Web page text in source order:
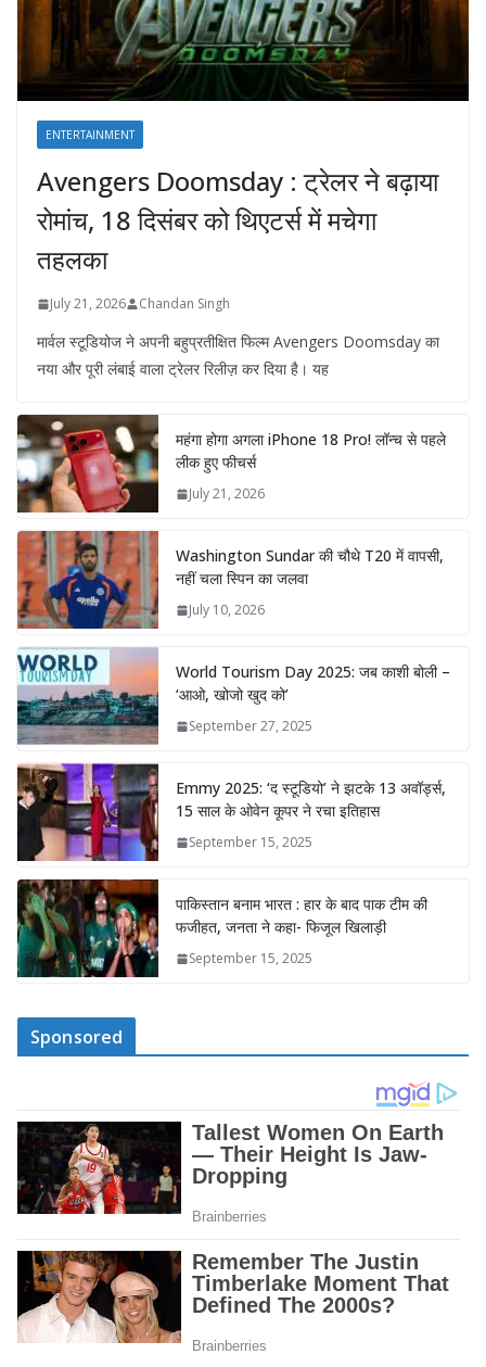
ENTERTAINMENT
Avengers Doomsday : ट्रेलर ने बढ़ाया
रोमांच, 18 दिसंबर को थिएटर्स में मचेगा
तहलका
July 21, 2026 Chandan Singh
मार्वल स्टूडियोज ने अपनी बहुप्रतीक्षित फिल्म Avengers Doomsday का
नया और पूरी लंबाई वाला ट्रेलर रिलीज़ कर दिया है। यह
महंगा होगा अगला iPhone 18 Pro! लॉन्च से पहले
लीक हुए फीचर्स
July 21, 2026
Washington Sundar की चौथे T20 में वापसी,
नहीं चला स्पिन का जलवा
July 10, 2026
World Tourism Day 2025: जब काशी बोली –
‘आओ, खोजो खुद को’
September 27, 2025
Emmy 2025: ‘द स्टूडियो’ ने झटके 13 अवॉर्ड्स,
15 साल के ओवेन कूपर ने रचा इतिहास
September 15, 2025
पाकिस्तान बनाम भारत : हार के बाद पाक टीम की
फजीहत, जनता ने कहा- फिजूल खिलाड़ी
September 15, 2025
Sponsored